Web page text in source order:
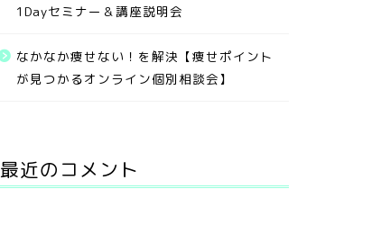
1Dayセミナー＆講座説明会
なかなか痩せない！を解決【痩せポイント
が見つかるオンライン個別相談会】
最近のコメント